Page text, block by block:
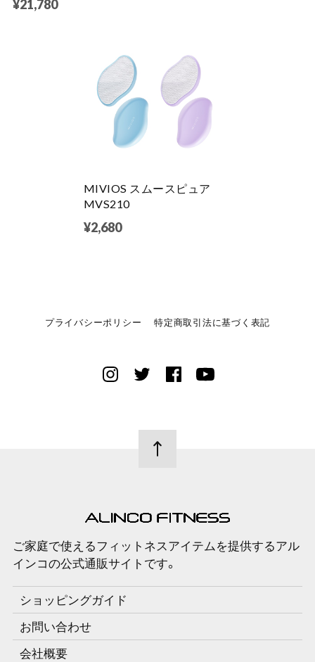
¥21,780
MIVIOS スムースピュア
MVS210
¥2,680
プライバシーポリシー 特定商取引法に基づく表記
ご家庭で使えるフィットネスアイテムを提供するアル
インコの公式通販サイトです。
ショッピングガイド
お問い合わせ
会社概要